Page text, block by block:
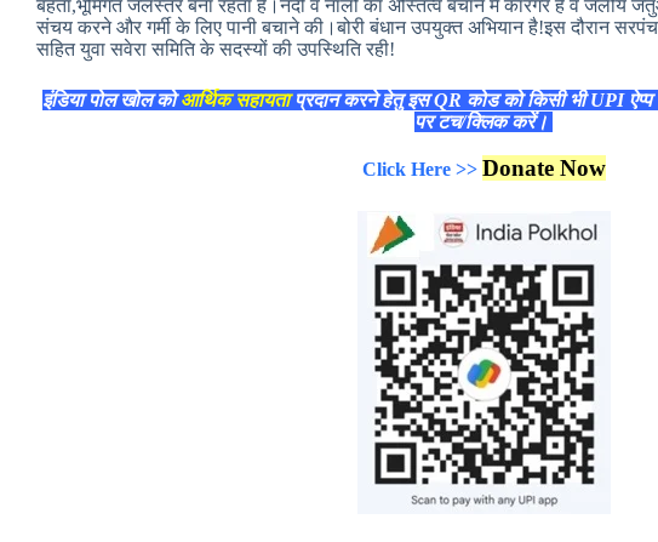
बहता,भूमिगत जलस्तर बना रहता है।नदी व नालों का अस्तित्व बचाने मैं कारगर है व जलीय
संचय करने और गर्मी के लिए पानी बचाने की।बोरी बंधान उपयुक्त अभियान है!इस दौरान
सहित युवा सवेरा समिति के सदस्यों की उपस्थिति रही!
इंडिया पोल खोल कोआर्थिक सहायताप्रदान करने हेतु इस QR कोड को किसी भी UPI
पर टच/क्लिक करें।
Click Here >> Donate Now